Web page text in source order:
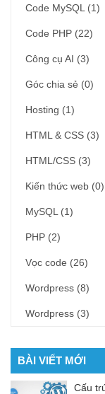
Code MySQL (1)
Code PHP (22)
Công cụ AI (3)
Góc chia sẻ (0)
Hosting (1)
HTML & CSS (3)
HTML/CSS (3)
Kiến thức web (0)
MySQL (1)
PHP (2)
Vọc code (26)
Wordpress (8)
Wordpress (3)
BÀI VIẾT MỚI
Cấu